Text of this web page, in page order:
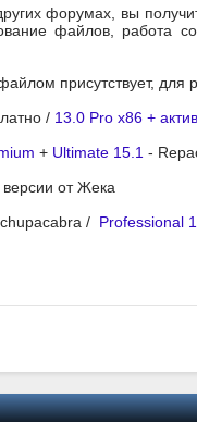
форумах, вы
файлов, работа
присутствует,
/ 13.0 Pro x86 +
+ Ultimate 15.1 -
от Жека
/ Professional